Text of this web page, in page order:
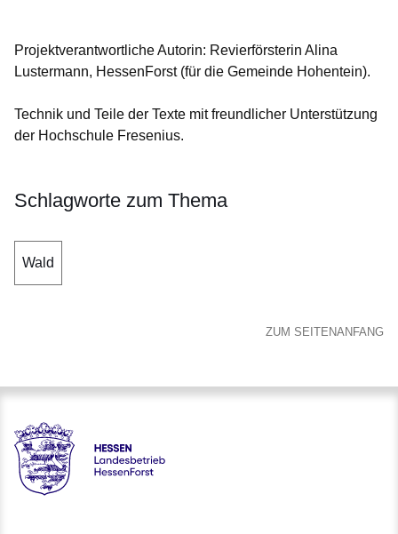
Projektverantwortliche Autorin: Revierförsterin Alina
Lustermann, HessenForst (für die Gemeinde Hohentein).
Technik und Teile der Texte mit freundlicher Unterstützung
der Hochschule Fresenius.
Schlagworte zum Thema
Wald
ZUM SEITENANFANG
Hessen - Landesbetrieb HessenForst